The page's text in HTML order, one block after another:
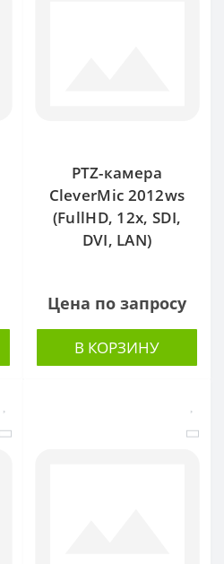
PTZ-камера
CleverMic 2012ws
(FullHD, 12x, SDI,
DVI, LAN)
Цена по запросу
В КОРЗИНУ